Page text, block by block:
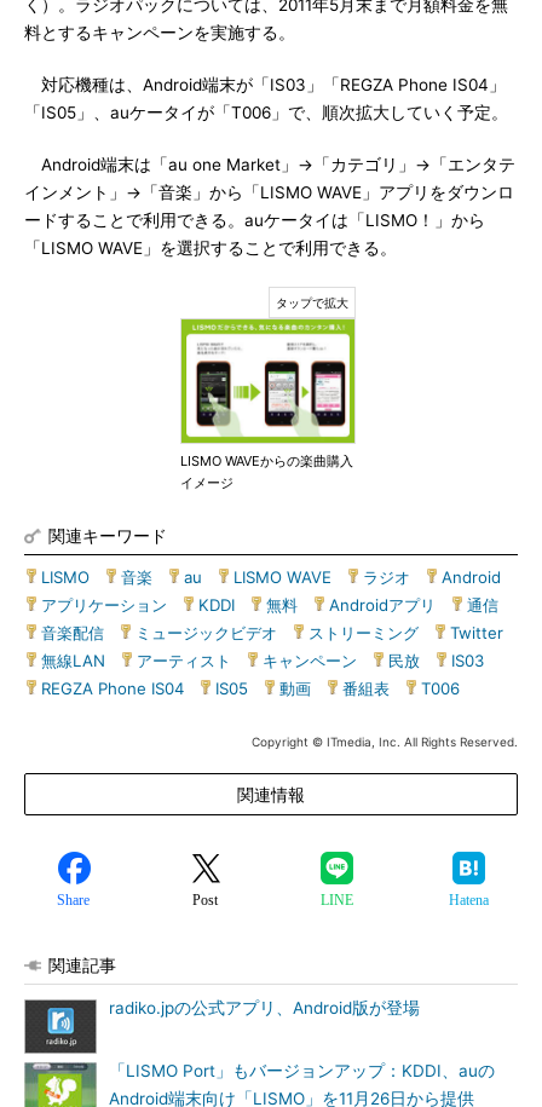
く）。ラジオパックについては、2011年5月末まで月額料金を無
料とするキャンペーンを実施する。
対応機種は、Android端末が「IS03」「REGZA Phone IS04」
「IS05」、auケータイが「T006」で、順次拡大していく予定。
Android端末は「au one Market」→「カテゴリ」→「エンタテ
インメント」→「音楽」から「LISMO WAVE」アプリをダウンロ
ードすることで利用できる。auケータイは「LISMO！」から
「LISMO WAVE」を選択することで利用できる。
LISMO WAVEからの楽曲購入
イメージ
関連キーワード
LISMO 音楽 au LISMO WAVE ラジオ Android
アプリケーション
KDDI 無料 Androidアプリ 通信
音楽配信
ミュージックビデオ ストリーミング Twitter
無線LAN
アーティスト キャンペーン 民放 IS03
REGZA Phone IS04
IS05 動画 番組表 T006
Copyright © ITmedia, Inc. All Rights Reserved.
関連情報
Share Post LINE Hatena
関連記事
radiko.jpの公式アプリ、Android版が登場
「LISMO Port」もバージョンアップ：KDDI、auの
Android端末向け「LISMO」を11月26日から提供